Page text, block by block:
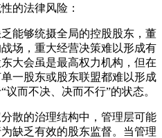
的法律风险：
能够统摄全局的控股股东，董
场，重大经营决策难以形成有
大会虽是最高权力机构，但在
一股东或股东联盟都难以形成
而不决、决而不行”的状态。
散的治理结构中，管理层可能
缺乏有效的股东监督。当管理